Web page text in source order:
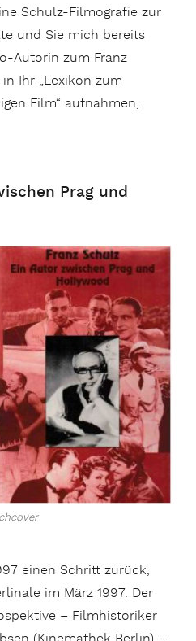
Schulz-Filmografie zur
und Sie mich bereits
Autorin zum Franz
Ihr „Lexikon zum
Film“ aufnahmen,
Prag und
einen Schritt zurück,
im März 1997. Der
– Filmhistoriker